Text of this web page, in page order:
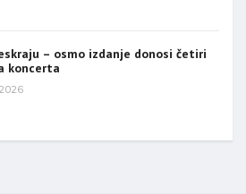
– osmo izdanje donosi četiri
koncerta